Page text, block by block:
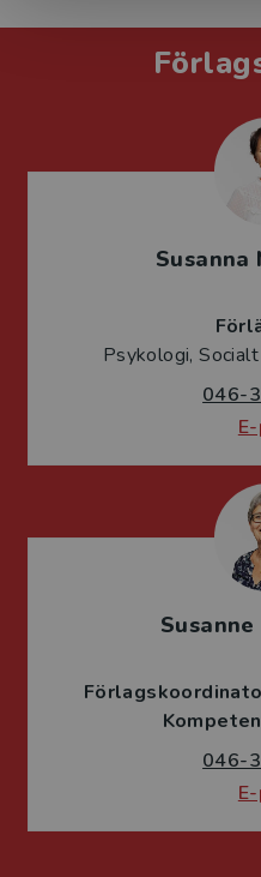
Susanna
Psykologi,
046-
046-